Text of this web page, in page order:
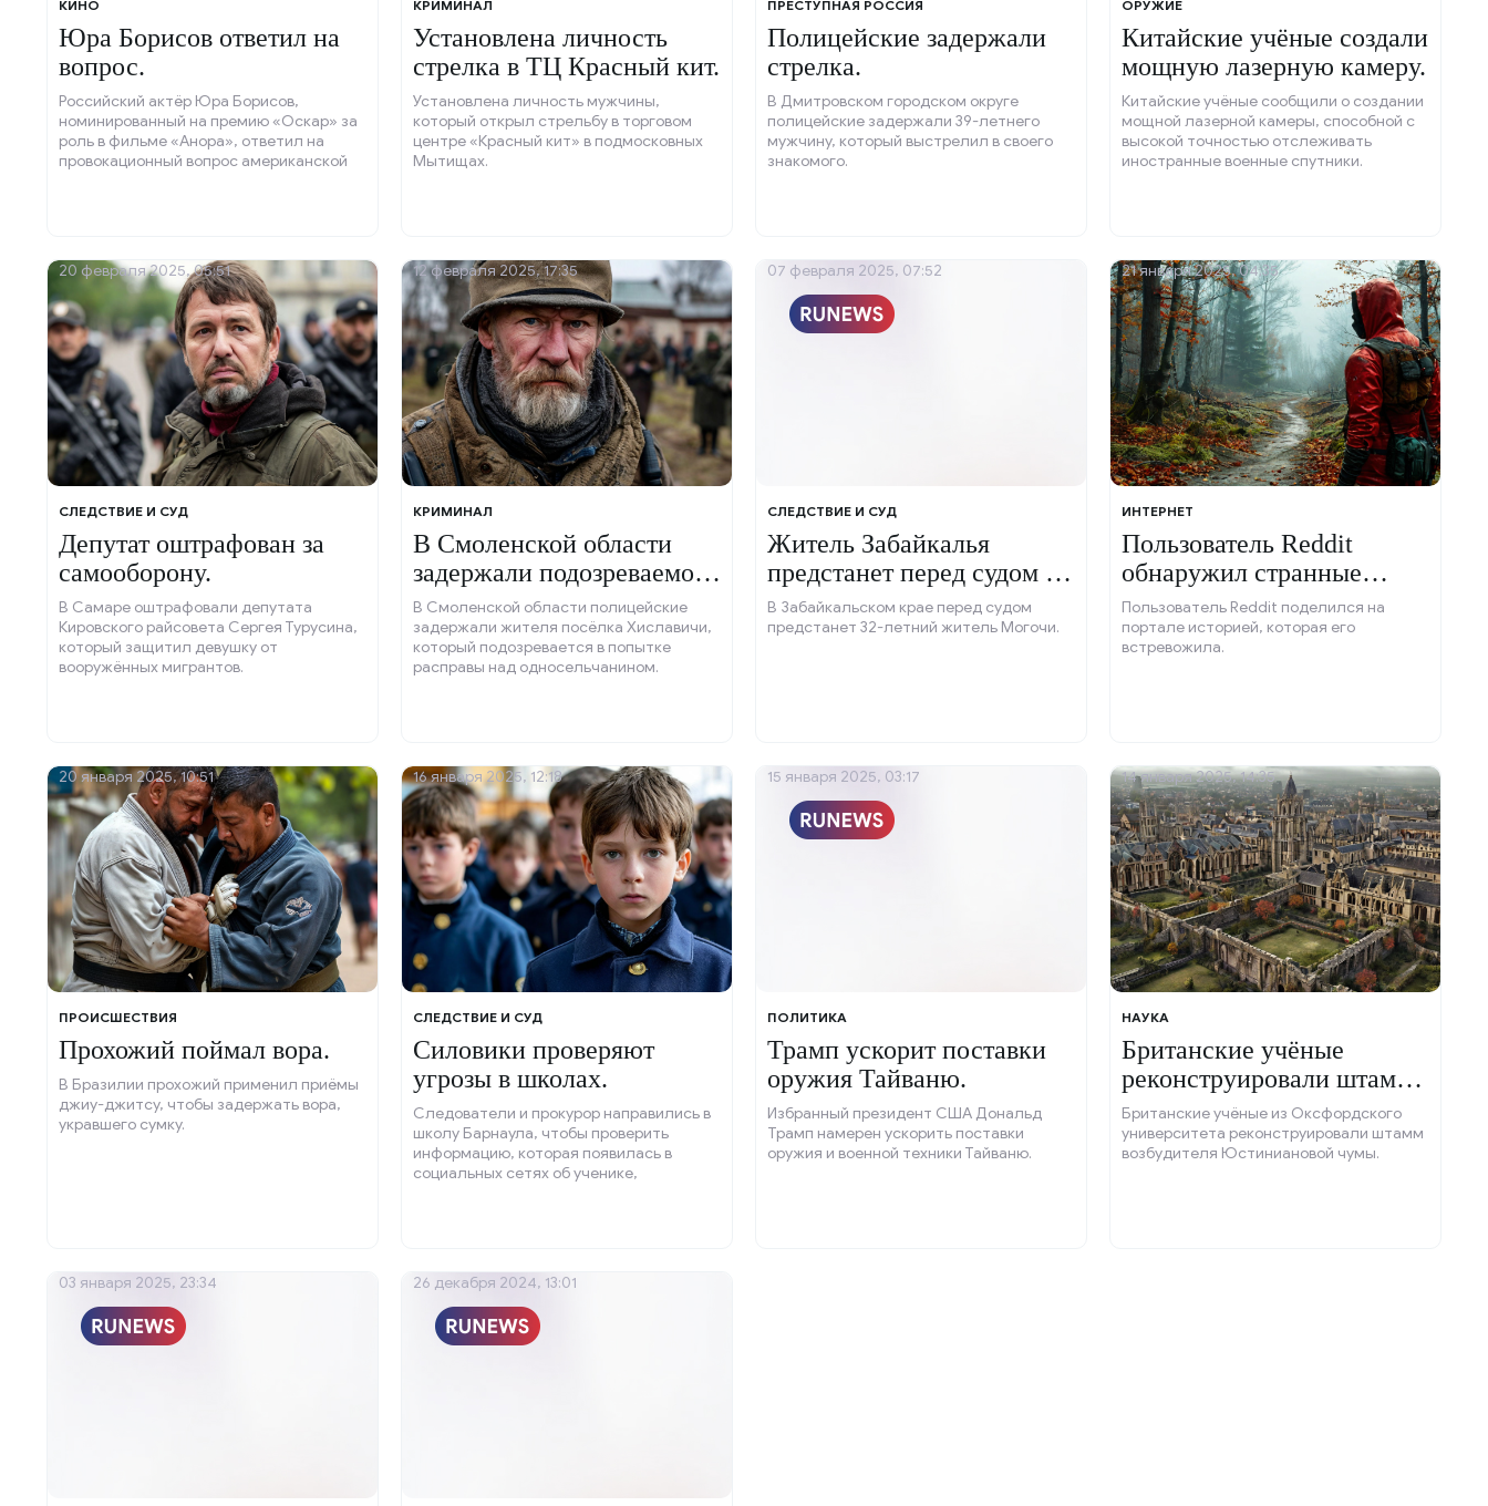
КИНО
Юра Борисов ответил на
вопрос.
Российский актёр Юра Борисов,
номинированный на премию «Оскар» за
роль в фильме «Анора», ответил на
провокационный вопрос американской
КРИМИНАЛ
Установлена личность
стрелка в ТЦ Красный кит.
Установлена личность мужчины,
который открыл стрельбу в торговом
центре «Красный кит» в подмосковных
Мытищах.
ПРЕСТУПНАЯ РОССИЯ
Полицейские задержали
стрелка.
В Дмитровском городском округе
полицейские задержали 39-летнего
мужчину, который выстрелил в своего
знакомого.
ОРУЖИЕ
Китайские учёные создали
мощную лазерную камеру.
Китайские учёные сообщили о создании
мощной лазерной камеры, способной с
высокой точностью отслеживать
иностранные военные спутники.
СЛЕДСТВИЕ И СУД
Депутат оштрафован за
самооборону.
В Самаре оштрафовали депутата
Кировского райсовета Сергея Турусина,
который защитил девушку от
вооружённых мигрантов.
20 февраля 2025, 05:51
КРИМИНАЛ
В Смоленской области
задержали подозреваемого
в попытке расправы.
В Смоленской области полицейские
задержали жителя посёлка Хиславичи,
который подозревается в попытке
расправы над односельчанином.
12 февраля 2025, 17:35
СЛЕДСТВИЕ И СУД
Житель Забайкалья
предстанет перед судом за
стрельбу в бывшую жену.
В Забайкальском крае перед судом
предстанет 32-летний житель Могочи.
07 февраля 2025, 07:52
ИНТЕРНЕТ
Пользователь Reddit
обнаружил странные
следы.
Пользователь Reddit поделился на
портале историей, которая его
встревожила.
21 января 2025, 04:35
ПРОИСШЕСТВИЯ
Прохожий поймал вора.
В Бразилии прохожий применил приёмы
джиу-джитсу, чтобы задержать вора,
укравшего сумку.
20 января 2025, 10:51
СЛЕДСТВИЕ И СУД
Силовики проверяют
угрозы в школах.
Следователи и прокурор направились в
школу Барнаула, чтобы проверить
информацию, которая появилась в
социальных сетях об ученике,
16 января 2025, 12:18
ПОЛИТИКА
Трамп ускорит поставки
оружия Тайваню.
Избранный президент США Дональд
Трамп намерен ускорить поставки
оружия и военной техники Тайваню.
15 января 2025, 03:17
НАУКА
Британские учёные
реконструировали штамм
чумы.
Британские учёные из Оксфордского
университета реконструировали штамм
возбудителя Юстиниановой чумы.
14 января 2025, 14:35
03 января 2025, 23:34 26 декабря 2024, 13:01